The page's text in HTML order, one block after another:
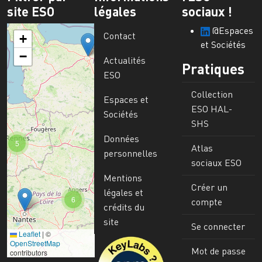
site ESO
6
5
+
−
Leaflet | ©
OpenStreetMap
contributors
légales
Contact
Actualités
ESO
Espaces et
Sociétés
Données
personnelles
Mentions
légales et
crédits du
site
Image
sociaux !
@Espaces
et Sociétés
Pratiques
Collection
ESO HAL-
SHS
Atlas
sociaux ESO
Créer un
compte
Se connecter
Mot de passe